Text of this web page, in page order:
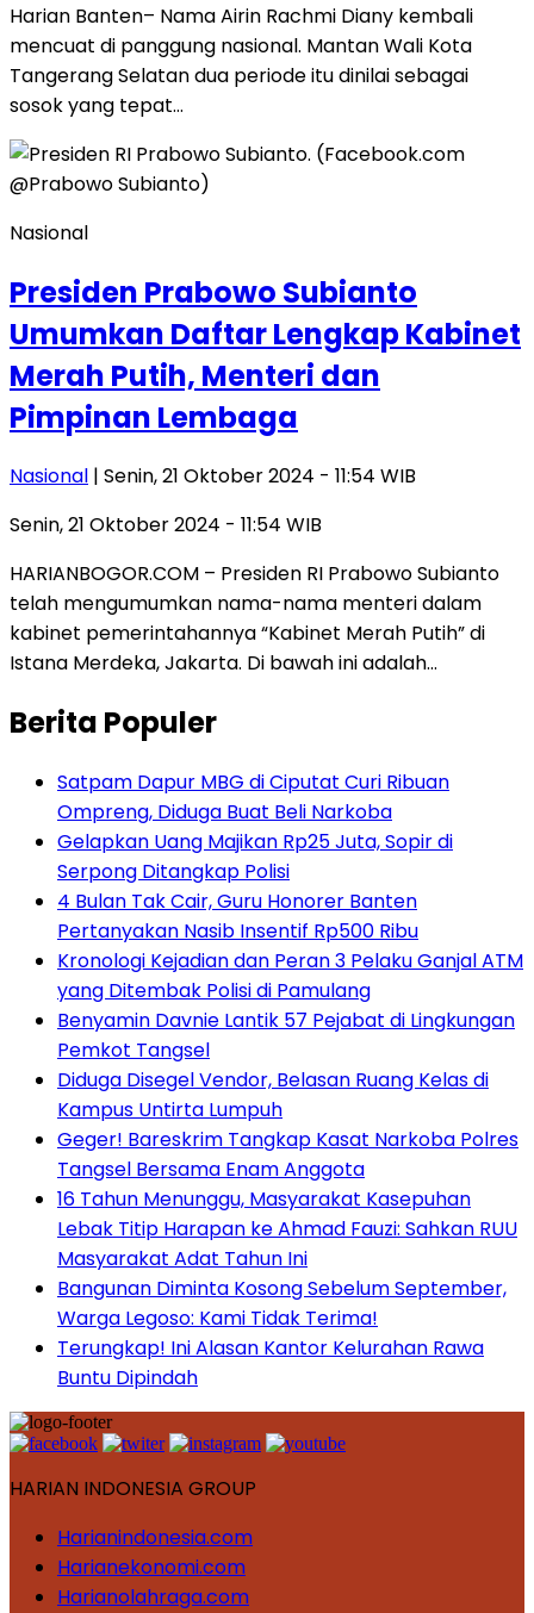
Harian Banten– Nama Airin Rachmi Diany kembali
mencuat di panggung nasional. Mantan Wali Kota
Tangerang Selatan dua periode itu dinilai sebagai
sosok yang tepat…
Nasional
Presiden Prabowo Subianto
Umumkan Daftar Lengkap Kabinet
Merah Putih, Menteri dan
Pimpinan Lembaga
Nasional | Senin, 21 Oktober 2024 - 11:54 WIB
Senin, 21 Oktober 2024 - 11:54 WIB
HARIANBOGOR.COM – Presiden RI Prabowo Subianto
telah mengumumkan nama-nama menteri dalam
kabinet pemerintahannya “Kabinet Merah Putih” di
Istana Merdeka, Jakarta. Di bawah ini adalah…
Berita Populer
Satpam Dapur MBG di Ciputat Curi Ribuan
Ompreng, Diduga Buat Beli Narkoba
Gelapkan Uang Majikan Rp25 Juta, Sopir di
Serpong Ditangkap Polisi
4 Bulan Tak Cair, Guru Honorer Banten
Pertanyakan Nasib Insentif Rp500 Ribu
Kronologi Kejadian dan Peran 3 Pelaku Ganjal ATM
yang Ditembak Polisi di Pamulang
Benyamin Davnie Lantik 57 Pejabat di Lingkungan
Pemkot Tangsel
Diduga Disegel Vendor, Belasan Ruang Kelas di
Kampus Untirta Lumpuh
Geger! Bareskrim Tangkap Kasat Narkoba Polres
Tangsel Bersama Enam Anggota
16 Tahun Menunggu, Masyarakat Kasepuhan
Lebak Titip Harapan ke Ahmad Fauzi: Sahkan RUU
Masyarakat Adat Tahun Ini
Bangunan Diminta Kosong Sebelum September,
Warga Legoso: Kami Tidak Terima!
Terungkap! Ini Alasan Kantor Kelurahan Rawa
Buntu Dipindah
HARIAN INDONESIA GROUP
Harianindonesia.com
Harianekonomi.com
Harianolahraga.com